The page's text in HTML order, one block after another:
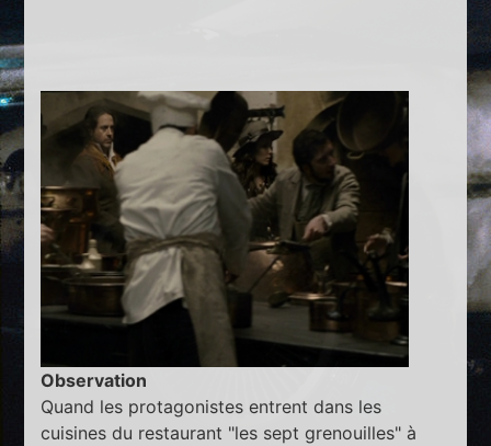
Observation
Quand les protagonistes entrent dans les
cuisines du restaurant "les sept grenouilles" à